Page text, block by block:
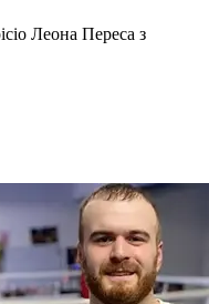
Леона Переса з